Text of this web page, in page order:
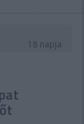
18 napja